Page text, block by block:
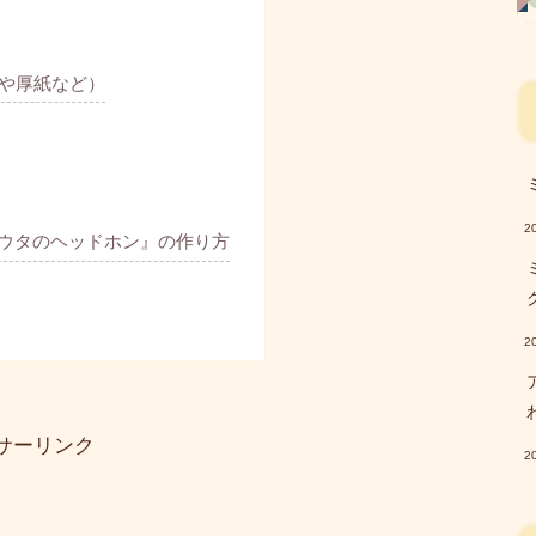
厚紙など）
タのヘッドホン』の作り方
ーリンク